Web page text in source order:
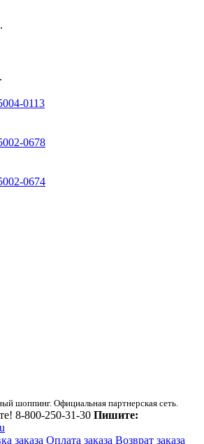
0113
0678
0674
шоппинг. Официальная партнерская сеть.
8-800-250-31-30 Пишите:
заказа Оплата заказа Возврат заказа